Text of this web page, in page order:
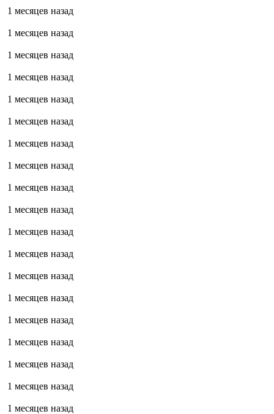
1 месяцев назад
1 месяцев назад
1 месяцев назад
1 месяцев назад
1 месяцев назад
1 месяцев назад
1 месяцев назад
1 месяцев назад
1 месяцев назад
1 месяцев назад
1 месяцев назад
1 месяцев назад
1 месяцев назад
1 месяцев назад
1 месяцев назад
1 месяцев назад
1 месяцев назад
1 месяцев назад
1 месяцев назад